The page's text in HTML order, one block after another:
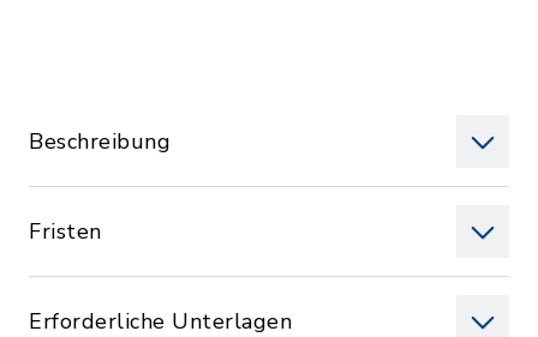
Beschreibung
Fristen
Erforderliche Unterlagen